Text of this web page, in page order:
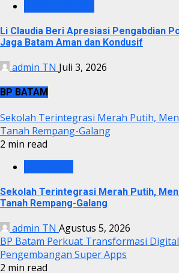
Li Claudia Beri Apresiasi Pengabdian
Jaga Batam Aman dan Kondusif
admin TN Juli 3, 2026
BP BATAM
Sekolah Terintegrasi Merah Putih,
Tanah Rempang-Galang
2 min read
Sekolah Terintegrasi Merah Putih,
Tanah Rempang-Galang
admin TN Agustus 5, 2026
BP Batam Perkuat Transformasi
Pengembangan Super Apps
2 min read